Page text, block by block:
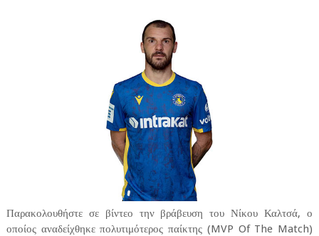
Παρακολουθήστε σε βίντεο την βράβευση του Νίκου Καλτσά, ο
οποίος αναδείχθηκε πολυτιμότερος παίκτης (MVP Of The Match)